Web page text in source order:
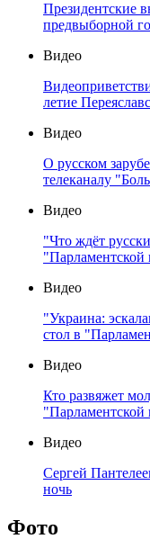
Президентские
предвыборной
Видео
летие
Видео
О русском
телеканалу
Видео
"Что ждёт
"Парламентской
Видео
"Украина:
стол в
Видео
Кто развяжет
"Парламентской
Видео
Сергей
ночь
Фото